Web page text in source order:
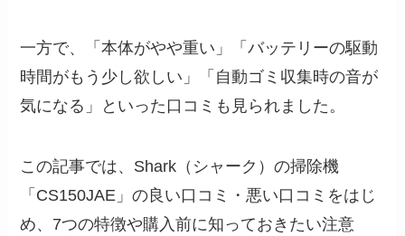
一方で、「本体がやや重い」「バッテリーの駆動
時間がもう少し欲しい」「自動ゴミ収集時の音が
気になる」といった口コミも見られました。
この記事では、Shark（シャーク）の掃除機
「CS150JAE」の良い口コミ・悪い口コミをはじ
め、7つの特徴や購入前に知っておきたい注意